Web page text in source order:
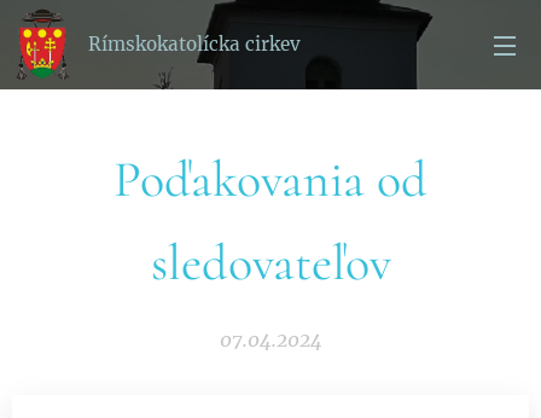
Rímskokatolícka cirkev
Poďakovania od
sledovateľov
07.04.2024